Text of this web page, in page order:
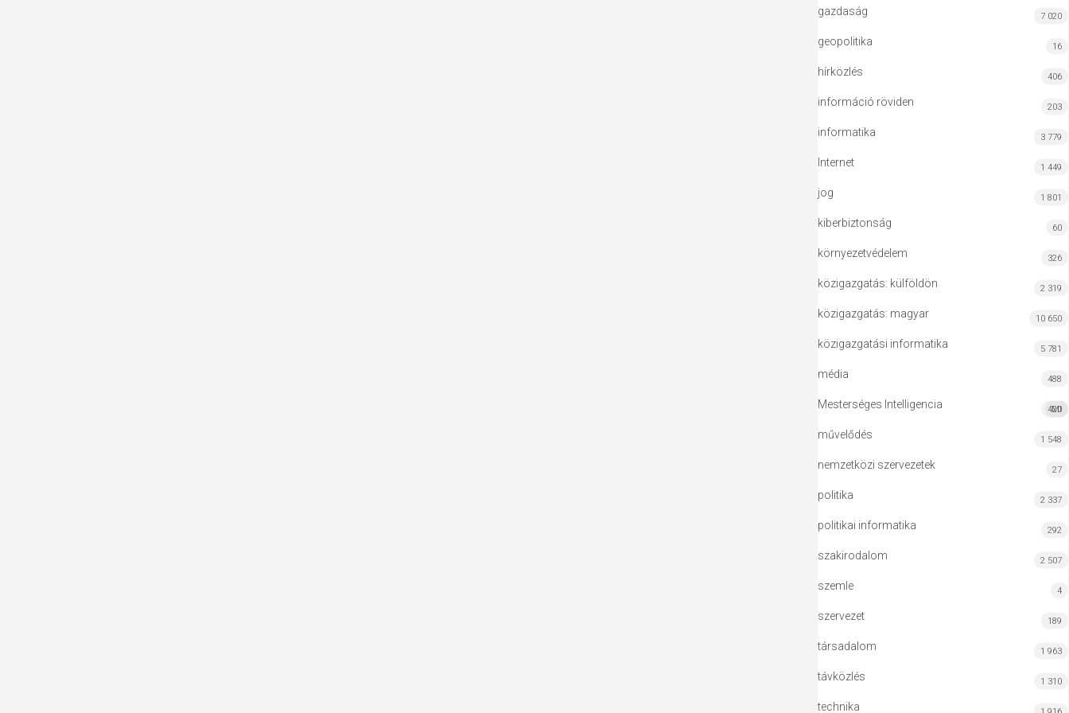
gazdaság 7 020
geopolitika 16
hírközlés 406
információ röviden 203
informatika 3 779
Internet 1 449
jog 1 801
kiberbiztonság 60
környezetvédelem 326
közigazgatás: külföldön 2 319
közigazgatás: magyar 10 650
közigazgatási informatika 5 781
média 488
Mesterséges Intelligencia MI
420
művelődés 1 548
nemzetközi szervezetek 27
politika 2 337
politikai informatika 292
szakirodalom 2 507
szemle 4
szervezet 189
társadalom 1 963
távközlés 1 310
technika